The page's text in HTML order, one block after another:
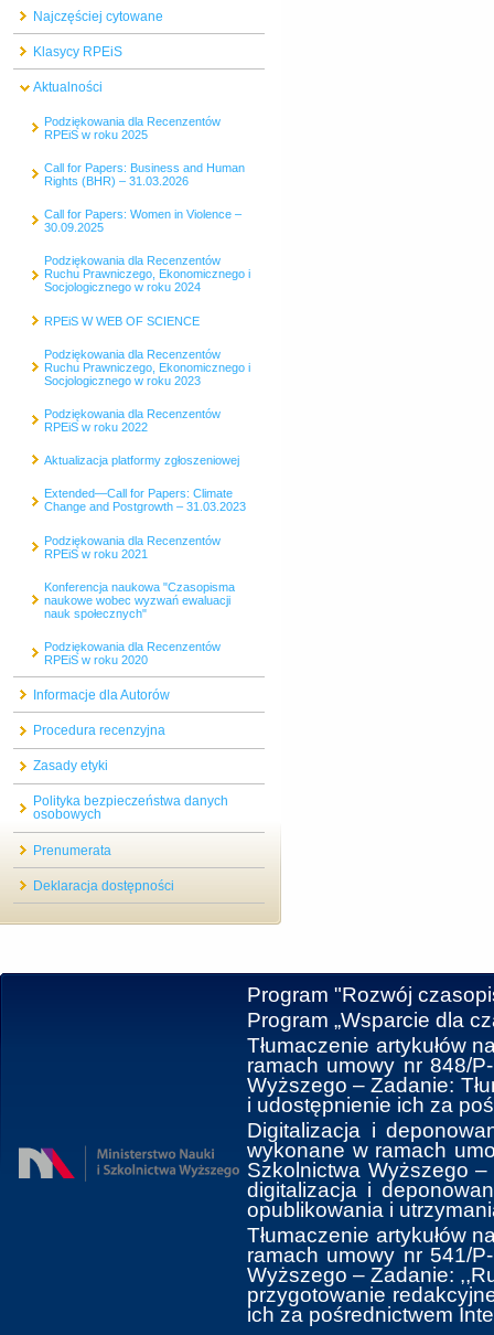
Najczęściej cytowane
Klasycy RPEiS
Aktualności
Podziękowania dla Recenzentów
RPEiS w roku 2025
Call for Papers: Business and Human
Rights (BHR) – 31.03.2026
Call for Papers: Women in Violence –
30.09.2025
Podziękowania dla Recenzentów
Ruchu Prawniczego, Ekonomicznego i
Socjologicznego w roku 2024
RPEiS W WEB OF SCIENCE
Podziękowania dla Recenzentów
Ruchu Prawniczego, Ekonomicznego i
Socjologicznego w roku 2023
Podziękowania dla Recenzentów
RPEiS w roku 2022
Aktualizacja platformy zgłoszeniowej
Extended—Call for Papers: Climate
Change and Postgrowth – 31.03.2023
Podziękowania dla Recenzentów
RPEiS w roku 2021
Konferencja naukowa "Czasopisma
naukowe wobec wyzwań ewaluacji
nauk społecznych"
Podziękowania dla Recenzentów
RPEiS w roku 2020
Informacje dla Autorów
Procedura recenzyjna
Zasady etyki
Polityka bezpieczeństwa danych
osobowych
Prenumerata
Deklaracja dostępności
Program "Rozwój
Program „Wsparcie dla
Tłumaczenie artykułów
ramach umowy nr 848/
Wyższego ‒ Zadanie:
i udostępnienie ich za
Digitalizacja i
wykonane w ramach
Szkolnictwa Wyższego
digitalizacja i
opublikowania i
Tłumaczenie artykułów
ramach umowy nr 541/
Wyższego ‒ Zadanie:
przygotowanie
ich za pośrednictwem